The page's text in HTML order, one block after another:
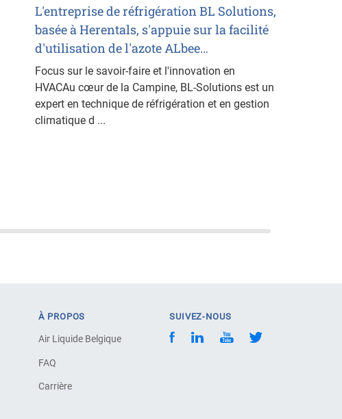
L'entreprise de réfrigération BL Solutions,
basée à Herentals, s'appuie sur la facilité
d'utilisation de l'azote ALbee…
Focus sur le savoir-faire et l'innovation en
HVACAu cœur de la Campine, BL-Solutions est un
expert en technique de réfrigération et en gestion
climatique d ...
À PROPOS
Air Liquide Belgique
FAQ
Carrière
SUIVEZ-NOUS